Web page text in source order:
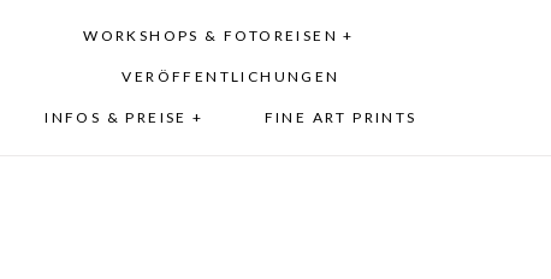
WORKSHOPS & FOTOREISEN +
VERÖFFENTLICHUNGEN
INFOS & PREISE + FINE ART PRINTS